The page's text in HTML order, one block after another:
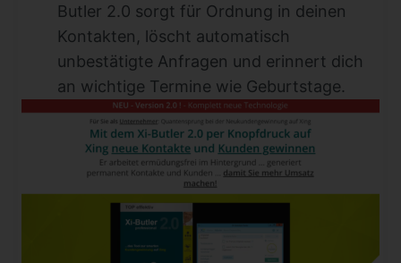
Butler 2.0 sorgt für Ordnung in deinen
Kontakten, löscht automatisch
unbestätigte Anfragen und erinnert dich
an wichtige Termine wie Geburtstage.